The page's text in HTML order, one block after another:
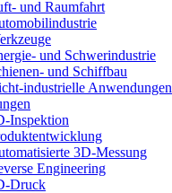
und Raumfahrt
und Schwerindustrie
und Schiffbau
industrielle Anwendungen
Inspektion
3D-Messung
Engineering
Druck